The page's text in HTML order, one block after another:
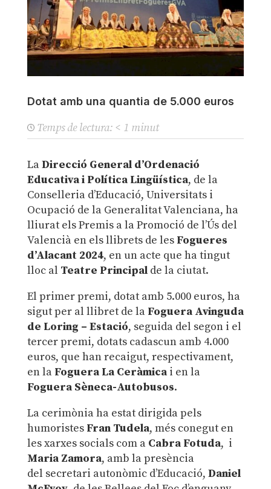
Dotat amb una quantia de 5.000 euros
Temps de lectura: < 1 minut
LaDirecció General d’Ordenació
Educativa i Política Lingüística, de la
Conselleria d’Educació, Universitats i
Ocupació de la Generalitat Valenciana, ha
lliurat els Premis a la Promoció de l’Ús del
Valencià en els llibrets de les Fogueres
d’Alacant 2024, en un acte que ha tingut
lloc al Teatre Principalde la ciutat.
El primer premi, dotat amb 5.000 euros, ha
sigut per al llibret de la Foguera Avinguda
de Loring – Estació, seguida del segon i el
tercer premi, dotats cadascun amb 4.000
euros, que han recaigut, respectivament,
en la Foguera La Ceràmicai en la
Foguera Sèneca-Autobusos.
La cerimònia ha estat dirigida pels
humoristes Fran Tudela, més conegut en
les xarxes socials com a Cabra Fotuda, i
Maria Zamora, amb la presència
del secretari autonòmic d’Educació, Daniel